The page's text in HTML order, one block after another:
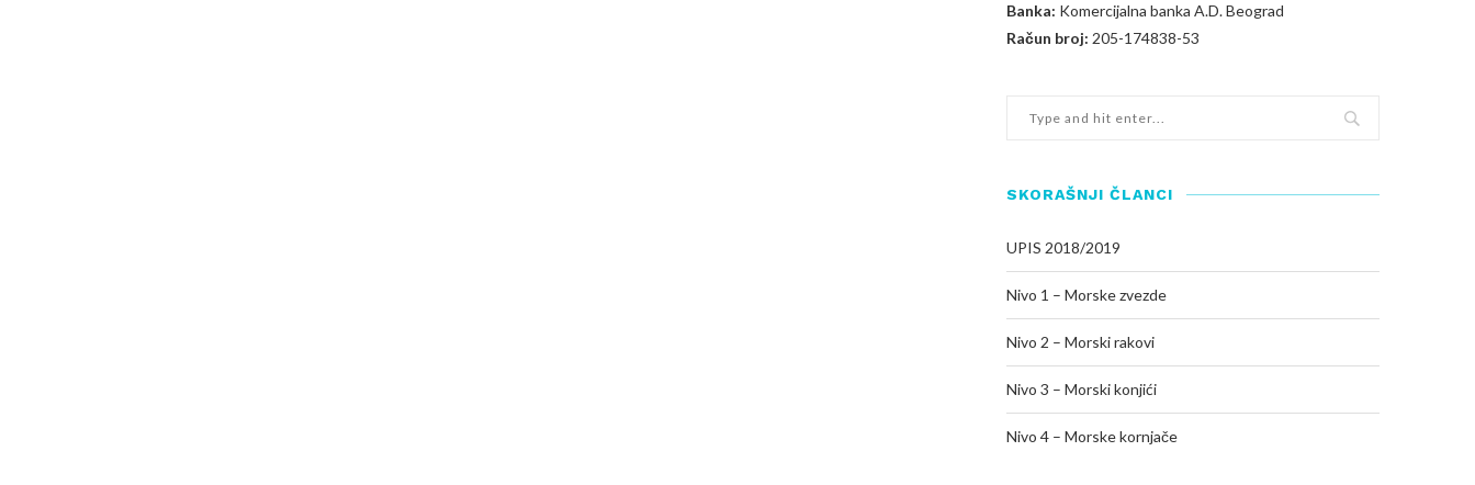
Banka: Komercijalna banka A.D. Beograd
Račun broj: 205-174838-53
SKORAŠNJI ČLANCI
UPIS 2018/2019
Nivo 1 – Morske zvezde
Nivo 2 – Morski rakovi
Nivo 3 – Morski konjići
Nivo 4 – Morske kornjače